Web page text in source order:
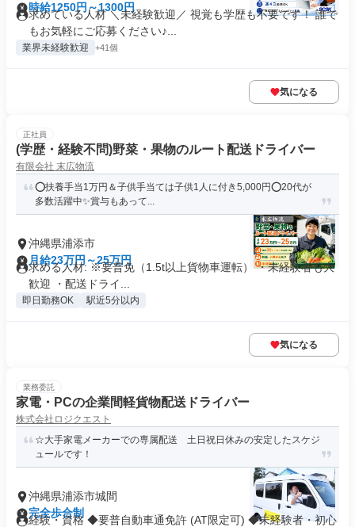
時給1250円～1300円
求めている人材 ＼未経験歓迎／ 視覚も学歴も不要です！ 誰で
もお気軽にご応募ください♪...
業界未経験歓迎 +41個
気になる
正社員
(学歴・経験不問)野菜・果物のルート配送ドライバー
有限会社 末広物流
⭕扶養手当1万円＆子供手当ては子供1人に付き5,000円⭕20代が
多数活躍中✨賞与もあって...
沖縄県浦添市
月給23万円～25万円
求める人材: ※要普免（1.5t以上貨物車運転） ・未経験者も大
歓迎 ・配送ドライ...
即日勤務OK 駅近5分以内
気になる
業務委託
家電・PCの企業間軽貨物配送ドライバー
株式会社ロジクエスト
☆大手家電メーカーでの専属配送 土日祝日休みの安定したスケジ
ュールです！
沖縄県浦添市城間
完全歩合制
経験・資格 ◆要普自動車通免許 (AT限定可) ◆未経験者・初心